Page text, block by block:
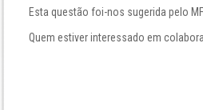
Esta questão foi-nos sugerida pelo
Quem estiver interessado em